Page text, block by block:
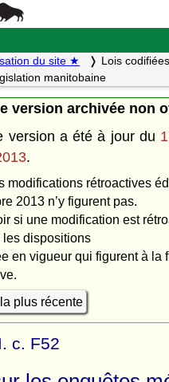
du site ★ Lois
manitobaine
version archivée non
version a été à jour du
.
modifications rétroactives
2013 n’y figurent pas.
si une modification est
les dispositions
en vigueur qui figurent à la
plus récente
c. F52